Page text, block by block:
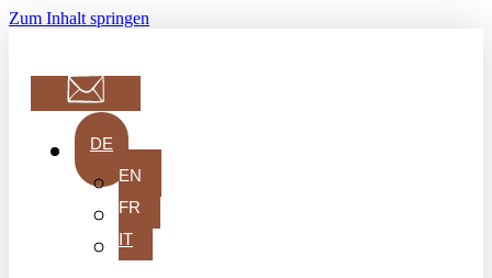
Zum Inhalt springen
DE
EN
FR
IT